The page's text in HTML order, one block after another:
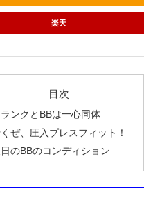
楽天
目次
ンクとBBは一心同体
ぜ、圧入プレスフィット！
のBBのコンディション